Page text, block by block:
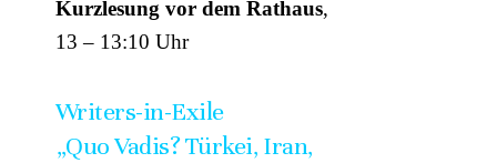
Kurzlesung vor dem Rathaus,
13 – 13:10 Uhr
Writers-in-Exile
„Quo Vadis? Türkei, Iran,